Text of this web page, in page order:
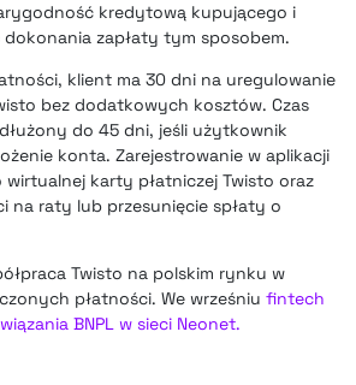
kredytową kupującego i
dokonania zapłaty tym sposobem.
klient ma 30 dni na uregulowanie
bez dodatkowych kosztów. Czas
do 45 dni, jeśli użytkownik
konta. Zarejestrowanie w aplikacji
karty płatniczej Twisto oraz
na raty lub przesunięcie spłaty o
Twisto na polskim rynku w
płatności. We wrześniu fintech
BNPL w sieci Neonet.